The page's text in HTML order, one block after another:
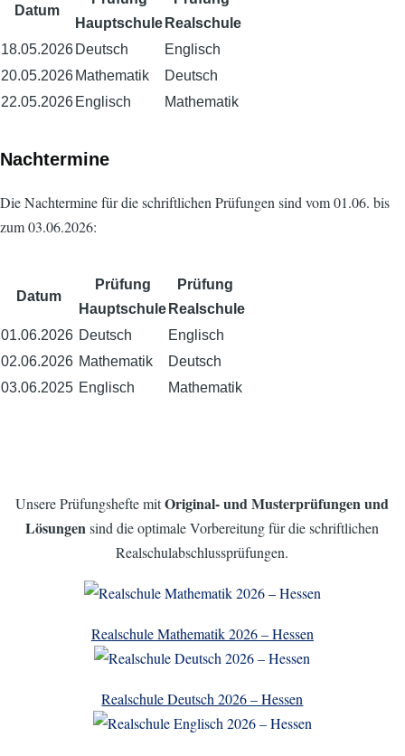
Datum
Hauptschule Realschule
18.05.2026 Deutsch
Englisch
20.05.2026 Mathematik
Deutsch
22.05.2026 Englisch Mathematik
Nachtermine
Die Nachtermine für die schriftlichen Prüfungen sind vom 01.06. bis
zum 03.06.2026:
Datum
Prüfung
Hauptschule
Prüfung
Realschule
01.06.2026 Deutsch
Englisch
02.06.2026 Mathematik
Deutsch
03.06.2025 Englisch Mathematik
Unsere Prüfungshefte mitOriginal- undMusterprüfungen und
Lösungensind die optimale Vorbereitung für die schriftlichen
Realschulabschlussprüfungen.
Realschule Mathematik 2026 – Hessen
Realschule Deutsch 2026 – Hessen